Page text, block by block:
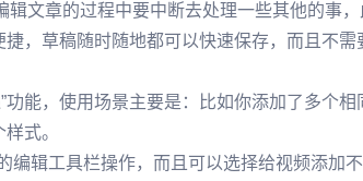
章的过程中要中断去处理一些其他的事
，草稿随时随地都可以快速保存，而且不
，使用场景主要是：比如你添加了多个
式。
工具栏操作，而且可以选择给视频添加不